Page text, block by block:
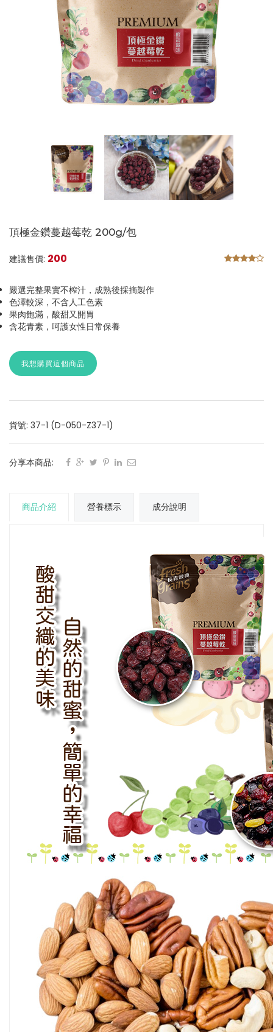
頂極金鑽蔓越莓乾 200g/包
建議售價: 200
嚴選完整果實不榨汁，成熟後採摘製作
色澤較深，不含人工色素
果肉飽滿，酸甜又開胃
含花青素，呵護女性日常保養
我想購買這個商品
貨號: 37-1 (D-050-Z37-1)
分享本商品:
商品介紹 營養標示 成分說明